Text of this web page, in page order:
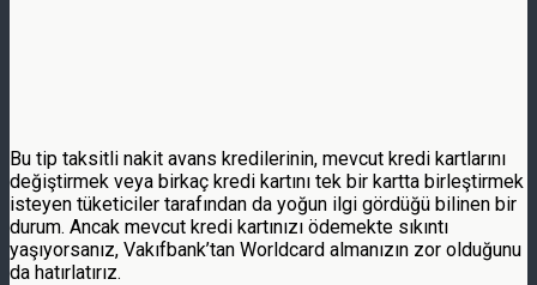
Bu tip taksitli nakit avans kredilerinin, mevcut kredi kartlarını
değiştirmek veya birkaç kredi kartını tek bir kartta birleştirmek
isteyen tüketiciler tarafından da yoğun ilgi gördüğü bilinen bir
durum. Ancak mevcut kredi kartınızı ödemekte sıkıntı
yaşıyorsanız, Vakıfbank’tan Worldcard almanızın zor olduğunu
da hatırlatırız.